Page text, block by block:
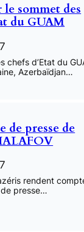
sommet des
du GUAM
chefs d’Etat du
Azerbaïdjan…
de presse de
rendent
presse…